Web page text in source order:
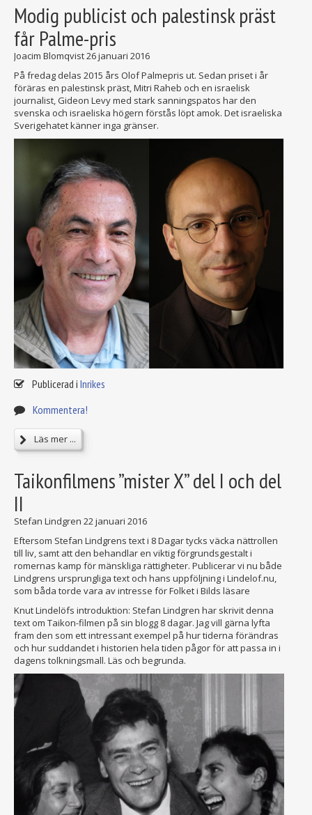
Modig publicist och palestinsk präst
får Palme-pris
Joacim Blomqvist26 januari 2016
På fredag delas 2015 års Olof Palmepris ut. Sedan priset i år
föräras en palestinsk präst, Mitri Raheb och en israelisk
journalist, Gideon Levy med stark sanningspatos har den
svenska och israeliska högern förstås löpt amok. Det israeliska
Sverigehatet känner inga gränser.
Publicerad i Inrikes
Kommentera!
Läs mer ...
Taikonfilmens ”mister X” del I och del
II
Stefan Lindgren 22 januari 2016
Eftersom Stefan Lindgrens text i 8 Dagar tycks väcka nättrollen
till liv, samt att den behandlar en viktig förgrundsgestalt i
romernas kamp för mänskliga rättigheter. Publicerar vi nu både
Lindgrens ursprungliga text och hans uppföljning i Lindelof.nu,
som båda torde vara av intresse för Folket i Bilds läsare
Knut Lindelöfs introduktion: Stefan Lindgren har skrivit denna
text om Taikon-filmen på sin blogg 8 dagar. Jag vill gärna lyfta
fram den som ett intressant exempel på hur tiderna förändras
och hur suddandet i historien hela tiden pågor för att passa in i
dagens tolkningsmall. Läs och begrunda.